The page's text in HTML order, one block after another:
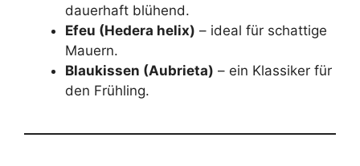
dauerhaft blühend.
Efeu (Hedera helix) – ideal für schattige
Mauern.
Blaukissen (Aubrieta) – ein Klassiker für
den Frühling.